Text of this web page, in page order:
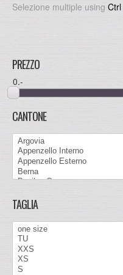
Selezione multiple using Ctrl
PREZZO
0.-
CANTONE
TAGLIA